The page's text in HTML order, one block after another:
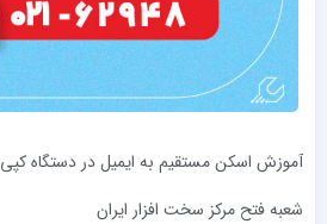
آموزش اسکن مستقیم به ایمیل در دستگاه کپی
شعبه فتح مرکز سخت ‌افزار ایران